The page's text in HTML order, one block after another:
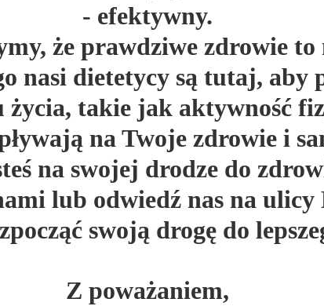
- efektywny.
że prawdziwe zdrowie
nasi dietetycy są tutaj, aby
życia, takie jak aktywność
na Twoje zdrowie i
na swojej drodze do
lub odwiedź nas na
swoją drogę do
Z poważaniem,